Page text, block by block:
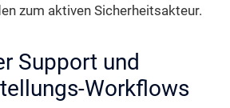
zum aktiven Sicherheitsakteur.
Support und
Workflows